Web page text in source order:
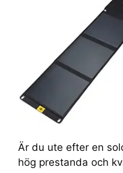
Är du ute efter en
hög prestanda och